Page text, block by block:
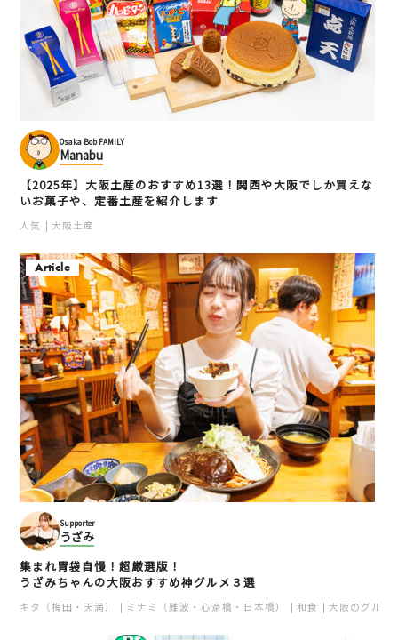
Osaka Bob FAMILY
Manabu
【2025年】大阪土産のおすすめ13選！関西や大阪でしか買えな
いお菓子や、定番土産を紹介します
人気 大阪土産
Article
Supporter
うざみ
集まれ胃袋自慢！超厳選版！
うざみちゃんの大阪おすすめ神グルメ３選
キタ（梅田・天満） ミナミ（難波・心斎橋・日本橋） 和食 大阪のグルメ